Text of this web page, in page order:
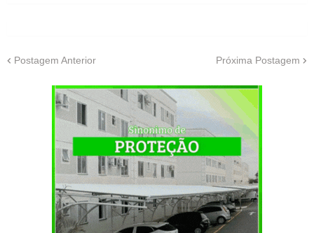
Postagem Anterior Próxima Postagem